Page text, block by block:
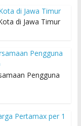
di Jawa Timur
Pengguna